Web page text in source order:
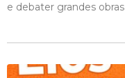
e debater grandes